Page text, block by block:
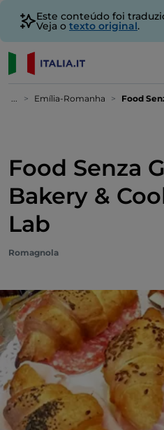
Este conteúdo foi
Veja o texto original.
... Emília-Romanha Food
Food Senza
Bakery &
Lab
Romagnola